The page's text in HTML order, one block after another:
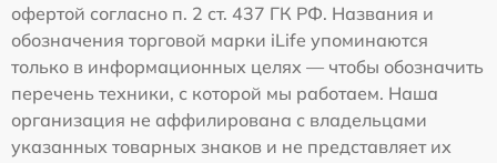
офертой согласно п. 2 ст. 437 ГК РФ. Названия и
обозначения торговой марки iLife упоминаются
только в информационных целях — чтобы обозначить
перечень техники, с которой мы работаем. Наша
организация не аффилирована с владельцами
указанных товарных знаков и не представляет их